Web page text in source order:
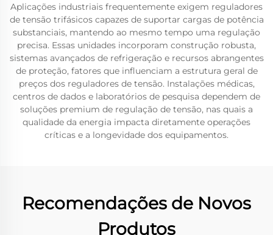
Aplicações industriais frequentemente exigem reguladores
de tensão trifásicos capazes de suportar cargas de potência
substanciais, mantendo ao mesmo tempo uma regulação
precisa. Essas unidades incorporam construção robusta,
sistemas avançados de refrigeração e recursos abrangentes
de proteção, fatores que influenciam a estrutura geral de
preços dos reguladores de tensão. Instalações médicas,
centros de dados e laboratórios de pesquisa dependem de
soluções premium de regulação de tensão, nas quais a
qualidade da energia impacta diretamente operações
críticas e a longevidade dos equipamentos.
Recomendações de Novos
Produtos